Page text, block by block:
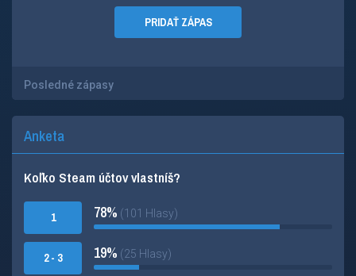
PRIDAŤ ZÁPAS
Posledné zápasy
Anketa
Koľko Steam účtov vlastníš?
1
2 - 3
78% (101 Hlasy)
19% (25 Hlasy)